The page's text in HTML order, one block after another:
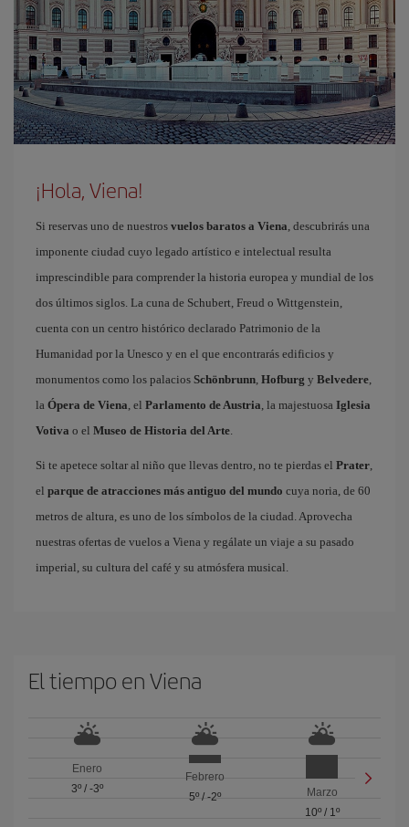
¡Hola, Viena!
Si reservas uno de nuestros vuelos baratos a Viena, descubrirás una
imponente ciudad cuyo legado artístico e intelectual resulta
imprescindible para comprender la historia europea y mundial de los
dos últimos siglos. La cuna de Schubert, Freud o Wittgenstein,
cuenta con un centro histórico declarado Patrimonio de la
Humanidad por la Unesco y en el que encontrarás edificios y
monumentos como los palacios Schönbrunn, Hofburg y Belvedere,
la Ópera de Viena, el Parlamento de Austria, la majestuosa Iglesia
Votiva o el Museo de Historia del Arte.
Si te apetece soltar al niño que llevas dentro, no te pierdas el Prater,
el parque de atracciones más antiguo del mundo cuya noria, de 60
metros de altura, es uno de los símbolos de la ciudad. Aprovecha
nuestras ofertas de vuelos a Viena y regálate un viaje a su pasado
imperial, su cultura del café y su atmósfera musical.
El tiempo en Viena
Enero
3º/ -3º
Febrero
5º/ -2º
Marzo
10º/ 1º